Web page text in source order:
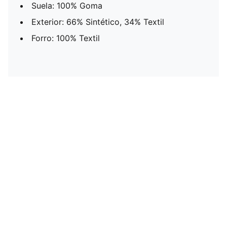
Suela: 100% Goma
Exterior: 66% Sintético, 34% Textil
Forro: 100% Textil